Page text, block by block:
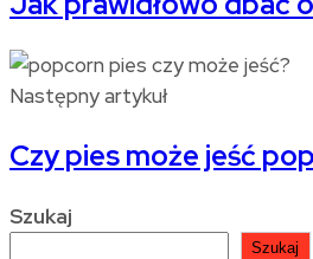
Następny artykuł
Czy pies może jeść
Szukaj
Szukaj